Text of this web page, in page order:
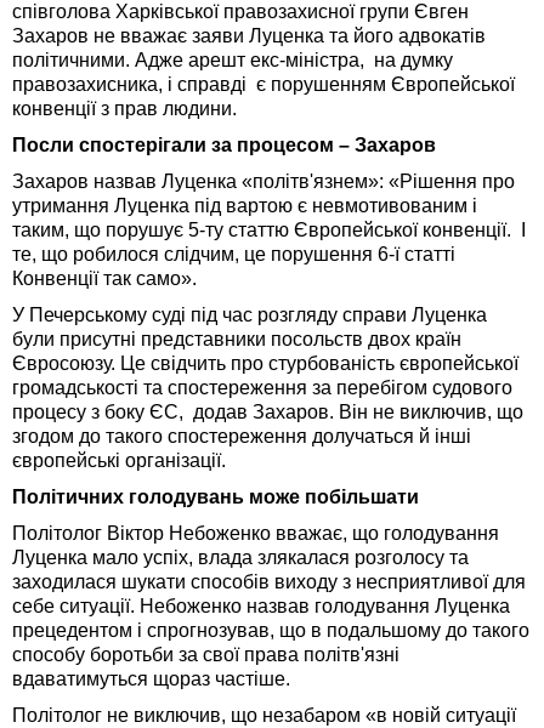
співголова Харківської правозахисної групи Євген
Захаров не вважає заяви Луценка та його адвокатів
політичними. Адже арешт екс-міністра, на думку
правозахисника, і справді є порушенням Європейської
конвенції з прав людини.
Посли спостерігали за процесом – Захаров
Захаров назвав Луценка «політв'язнем»: «Рішення про
утримання Луценка під вартою є невмотивованим і
таким, що порушує 5-ту статтю Європейської конвенції. І
те, що робилося слідчим, це порушення 6-ї статті
Конвенції так само».
У Печерському суді під час розгляду справи Луценка
були присутні представники посольств двох країн
Євросоюзу. Це свідчить про стурбованість європейської
громадськості та спостереження за перебігом судового
процесу з боку ЄС, додав Захаров. Він не виключив, що
згодом до такого спостереження долучаться й інші
європейські організації.
Політичних голодувань може побільшати
Політолог Віктор Небоженко вважає, що голодування
Луценка мало успіх, влада злякалася розголосу та
заходилася шукати способів виходу з несприятливої для
себе ситуації. Небоженко назвав голодування Луценка
прецедентом і спрогнозував, що в подальшому до такого
способу боротьби за свої права політв'язні
вдаватимуться щораз частіше.
Політолог не виключив, що незабаром «в новій ситуації